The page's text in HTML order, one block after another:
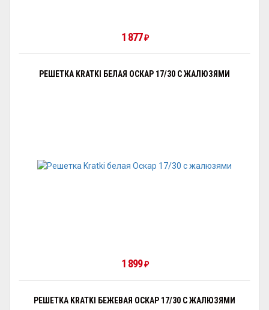
1 877₽
РЕШЕТКА KRATKI БЕЛАЯ ОСКАР 17/30 С ЖАЛЮЗЯМИ
1 899₽
РЕШЕТКА KRATKI БЕЖЕВАЯ ОСКАР 17/30 С ЖАЛЮЗЯМИ